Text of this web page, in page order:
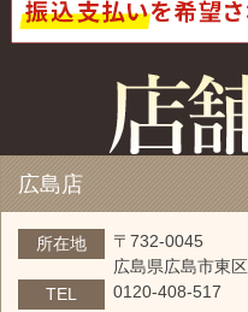
広島店
所在地
〒732-0045
広島県広島市東
TEL
0120-408-517